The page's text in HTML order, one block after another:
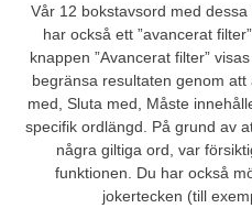
Vår 12 bokstavsord med
har också ett ”avancerat
knappen ”Avancerat filter”
begränsa resultaten genom
med, Sluta med, Måste
specifik ordlängd. På grund av
några giltiga ord, var
funktionen. Du har också
jokertecken (till